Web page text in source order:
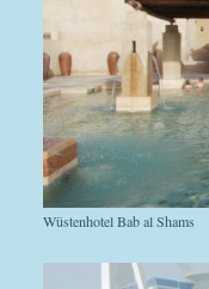
Wüstenhotel Bab al Shams